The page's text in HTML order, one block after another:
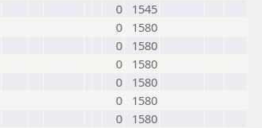
0
1545
0
1580
0
1580
0
1580
0
1580
0
1580
0
1580